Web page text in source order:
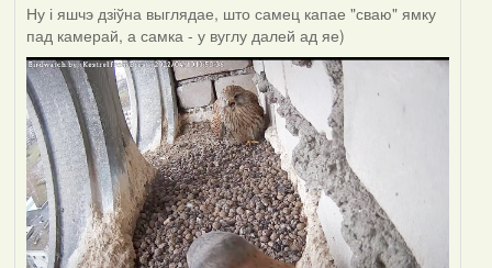
Ну і яшчэ дзіўна выглядае, што самец капае "сваю" ямку
пад камерай, а самка - у вуглу далей ад яе)